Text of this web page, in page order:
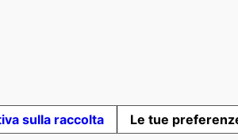
sulla raccolta Le tue